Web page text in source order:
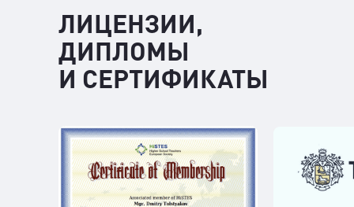
ЛИЦЕНЗИИ,
ДИПЛОМЫ
И СЕРТИФИКАТЫ